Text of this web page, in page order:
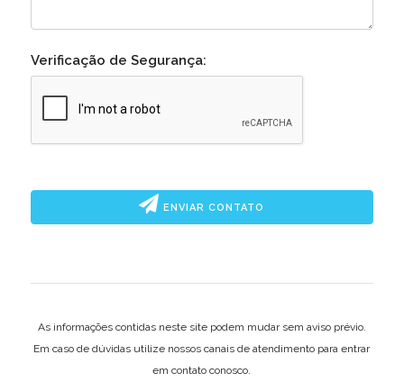
Verificação de Segurança:
ENVIAR CONTATO
As informações contidas neste site podem mudar sem aviso prévio.
Em caso de dúvidas utilize nossos canais de atendimento para entrar
em contato conosco.